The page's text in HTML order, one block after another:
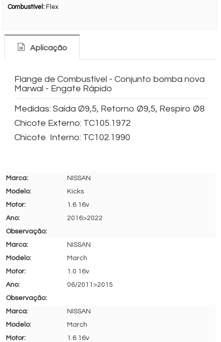
Combustível: Flex
Aplicação
Flange de Combustível - Conjunto bomba nova
Marwal - Engate Rápido
Medidas: Saída Ø9,5, Retorno Ø9,5, Respiro Ø8
Chicote Externo: TC105.1972
Chicote Interno: TC102.1990
NISSAN
Kicks
1.6 16v
2016>2022
NISSAN
March
1.0 16v
06/2011>2015
NISSAN
March
1.6 16v